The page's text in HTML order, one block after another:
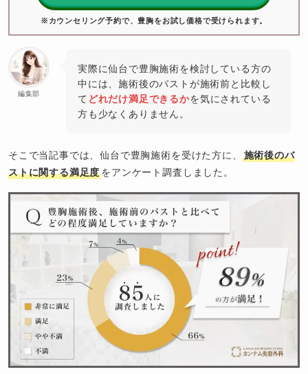
※カウンセリング予約で、豊胸をお試し価格で受けられます。
編集部
実際に仙台で豊胸施術を検討している方の
中には、施術後のバストが施術前と比較し
て どれだけ満足できるかを気にされている
方も少なくありません。
そこで当記事では、仙台で豊胸施術を受けた方に、
施術後のバ
ストに関する満足度をアンケート調査しました。